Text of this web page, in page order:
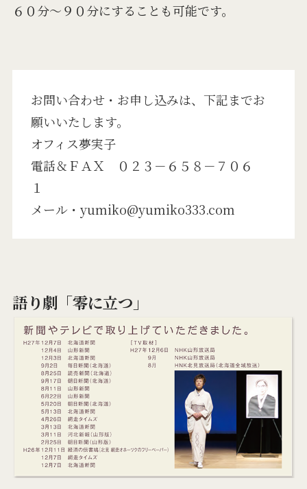
６０分～９０分にすることも可能です。
お問い合わせ・お申し込みは、下記までお
願いいたします。
オフィス夢実子
電話＆ＦＡＸ ０２３－６５８－７０６
１
メール・yumiko@yumiko333.com
語り劇「零に立つ」